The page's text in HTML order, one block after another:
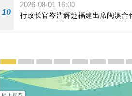
10
2026-08-01 16:00
行政长官岑浩辉赴福建出席闽澳合
宣传及推广
赓续中葡传统友谊 续写“一国两
澳门名片集
行政长官岑浩辉11月
施政特写澳门特别行
横琴粤
施